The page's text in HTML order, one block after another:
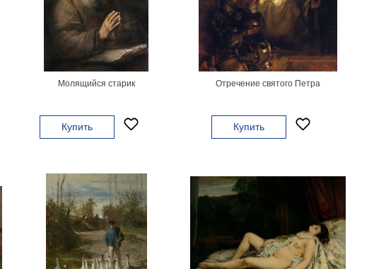
Молящийся старик
Купить
Отречение святого Петра
Купить